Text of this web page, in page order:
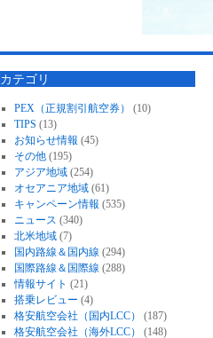
カテゴリ
PEX（正規割引航空券）
(10)
TIPS (13)
お知らせ情報 (45)
その他(195)
アジア地域(254)
オセアニア地域(61)
キャンペーン情報 (535)
ニュース (340)
北米地域(7)
国内路線＆国内線 (294)
国際路線＆国際線 (288)
情報サイト (21)
搭乗レビュー (4)
格安航空会社（国内LCC）
(187)
格安航空会社（海外LCC）
(148)